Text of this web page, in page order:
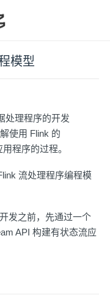
模型
处理程序的开发
使用 Flink 的
程序的过程。
流处理程序编程模
发之前，先通过一个
API 构建有状态流应